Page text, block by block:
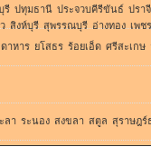
รี ปทุมธานี ประจวบคีรีขันธ์ ปรา
สิงห์บุรี สุพรรณบุรี อ่างทอง เพช
าหาร ยโสธร ร้อยเอ็ด ศรีสะเกษ
ลา ระนอง สงขลา สตูล สุราษฎร์